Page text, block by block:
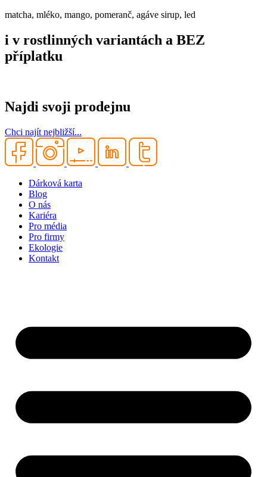
matcha, mléko, mango, pomeranč, agáve sirup, led
i v rostlinných variantách a BEZ
příplatku
Najdi svoji prodejnu
Chci najít nejbližší...
Dárková karta
Blog
O nás
Kariéra
Pro média
Pro firmy
Ekologie
Kontakt